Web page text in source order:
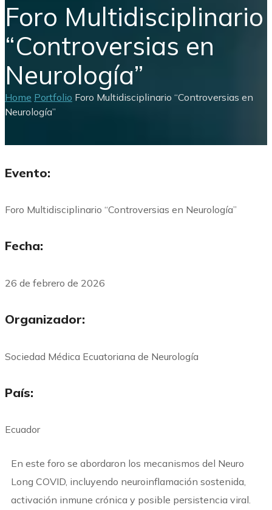
Foro Multidisciplinario
“Controversias en
Neurología”
Home Portfolio Foro Multidisciplinario “Controversias en
Neurología”
Evento:
Foro Multidisciplinario “Controversias en Neurología”
Fecha:
26 de febrero de 2026
Organizador:
Sociedad Médica Ecuatoriana de Neurología
País:
Ecuador
En este foro se abordaron los mecanismos del Neuro
Long COVID, incluyendo neuroinflamación sostenida,
activación inmune crónica y posible persistencia viral.